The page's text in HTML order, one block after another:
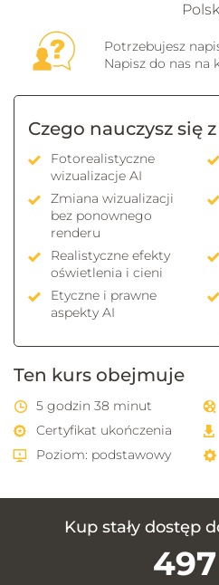
Potrzebujesz
Napisz do nas na
Czego nauczysz się
Fotorealistyczne
wizualizacje AI
Zmiana wizualizacji
bez ponownego
renderu
Realistyczne efekty
oświetlenia i cieni
Etyczne i prawne
aspekty AI
Ten kurs obejmuje
5 godzin 38 minut
Certyfikat ukończenia
Poziom: podstawowy
Kup stały dostęp
497